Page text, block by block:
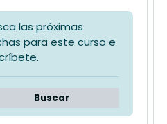
las próximas
para este curso e
Buscar